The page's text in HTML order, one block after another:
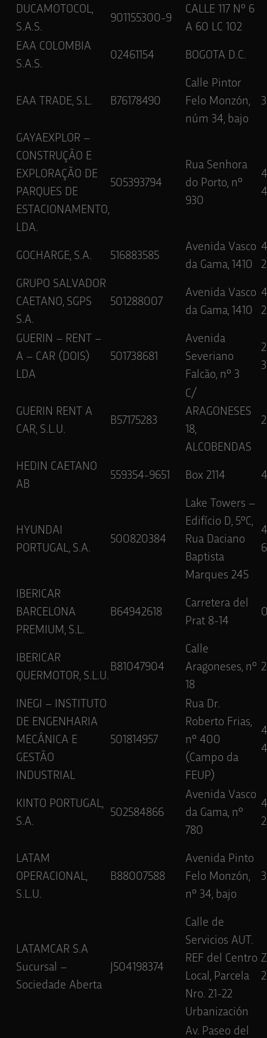
DUCAMOTOCOL,
S.A.S.
901155300-9
CALLE 117 Nº 6
A 60 LC 102
EAA COLOMBIA
S.A.S.
02461154 BOGOTA D.C.
EAA TRADE, S.L. B76178490
Calle Pintor
Felo Monzón,
núm 34, bajo
GAYAEXPLOR –
CONSTRUÇÃO E
EXPLORAÇÃO DE
PARQUES DE
ESTACIONAMENTO,
LDA.
505393794
Rua Senhora
do Porto, nº
930
GOCHARGE, S.A. 516883585
Avenida Vasco
da Gama, 1410
GRUPO SALVADOR
CAETANO, SGPS
S.A.
501288007
Avenida Vasco
da Gama, 1410
GUERIN – RENT –
A – CAR (DOIS)
LDA
501738681
Avenida
Severiano
Falcão, nº 3
GUERIN RENT A
CAR, S.L.U.
B57175283
C/
ARAGONESES
18,
ALCOBENDAS
HEDIN CAETANO
AB
559354-9651 Box 2114
HYUNDAI
PORTUGAL, S.A.
500820384
Lake Towers –
Edifício D, 5ºC,
Rua Daciano
Baptista
Marques 245
IBERICAR
BARCELONA
PREMIUM, S.L.
B64942618
Carretera del
Prat 8-14
IBERICAR
QUERMOTOR, S.L.U.
B81047904
Calle
Aragoneses, nº
18
INEGI – INSTITUTO
DE ENGENHARIA
MECÂNICA E
GESTÃO
INDUSTRIAL
501814957
Rua Dr.
Roberto Frias,
nº 400
(Campo da
FEUP)
KINTO PORTUGAL,
S.A.
502584866
Avenida Vasco
da Gama, nº
780
LATAM
OPERACIONAL,
S.L.U.
B88007588
Avenida Pinto
Felo Monzón,
nº 34, bajo
LATAMCAR S.A
Sucursal –
Sociedade Aberta
J504198374
Calle de
Servicios AUT.
REF del Centro
Local, Parcela
Nro. 21-22
Urbanización
Av. Paseo del